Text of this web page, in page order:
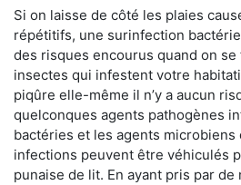
Si on laisse de côté les plaies
répétitifs, une surinfection
des risques encourus quand on
insectes qui infestent votre
piqûre elle-même il n’y a aucun
quelconques agents pathogènes
bactéries et les agents microbiens
infections peuvent être véhiculés
punaise de lit. En ayant pris par